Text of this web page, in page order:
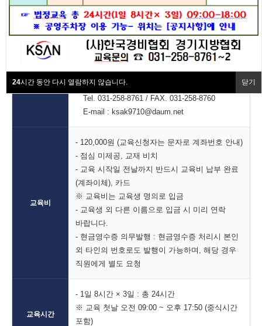
24시간 동안 다시 열람하지 않습니다. 닫기
구인구직
협회주요사업
협회동정
교육일정
교육 신청하기
이수증 재발급
FAQ
교육신청방법
- 교육일정 확인 후 전화, 온라인, 이메일(회사)를
통해 접수 가능.
- 교육비 입금완료 확인 후 교육 확정 인원으로
처리.
- 교육신청 및 문의
Tel. 031-258-8761 / FAX. 031-258-8760
E-mail : ksak9710@daum.net
교육비
- 120,000원 (교육신청자는 문자로 계좌번호 안내)
- 점심 미제공, 교재 비치
- 교육 시작일 전날까지 반드시 교육비 납부 완료
(계좌이체), 카드
※ 교육비는 교육생 명의로 입금
- 교육생 외 다른 이름으로 입금 시 미리 연락
바랍니다.
- 현금영수증 의무발행 : 현금영수증 처리시 본인
외 타인의 번호로도 발행이 가능하며, 해당 경우
직원에게 별도 요청
교육시간
- 1일 8시간 × 3일 : 총 24시간
※ 교육 첫날 오전 09:00 ~ 오후 17:50 (중식시간
포함)